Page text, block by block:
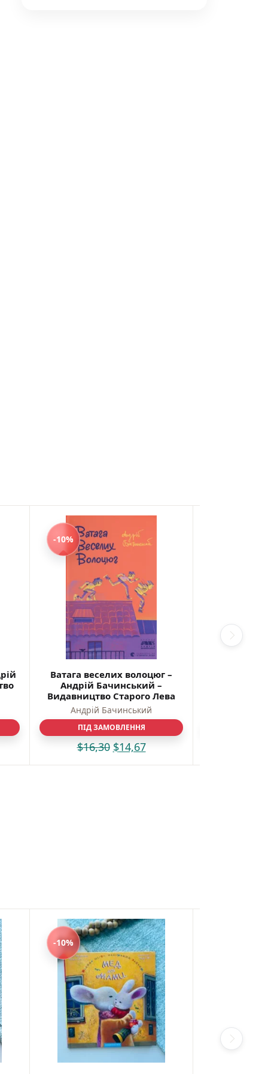
-10%
Ватага веселих волоцюг –
Андрій Бачинський –
Видавництво Старого Лева
Андрій Бачинський
ПІД ЗАМОВЛЕННЯ
$16,30 $14,67
-10%